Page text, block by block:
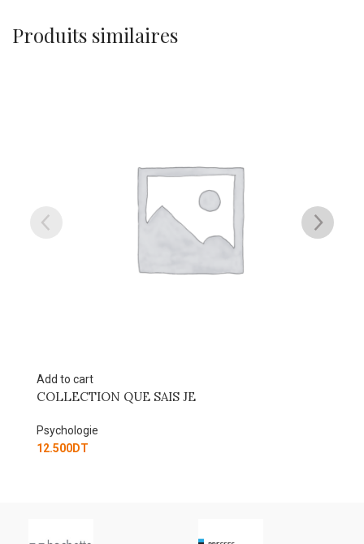
Produits similaires
Add to cart
COLLECTION QUE SAIS JE
Psychologie
12.500DT